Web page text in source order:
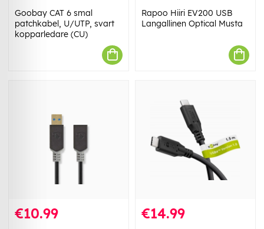
Goobay CAT 6 smal
patchkabel, U/UTP, svart
kopparledare (CU)
Rapoo Hiiri EV200 USB
Langallinen Optical Musta
€10.99 €14.99